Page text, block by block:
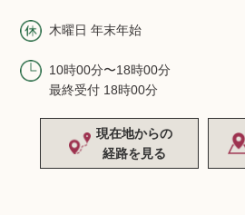
木曜日 年末年始
10時00分〜18時00分
最終受付 18時00分
現在地からの
経路を見る